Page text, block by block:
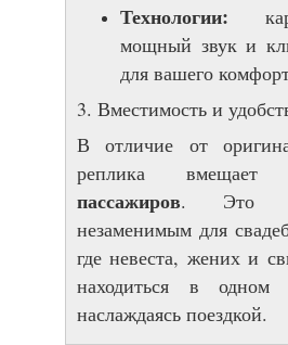
Технологии:
мощный звук и
для вашего
3. Вместимость и
В отличие от
реплика вмещает
пассажиров. Это
незаменимым для
где невеста, жених и
находиться в одном
наслаждаясь поездкой.